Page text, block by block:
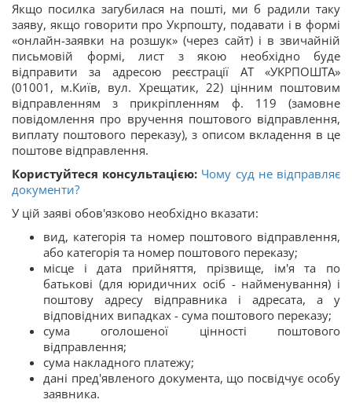
Якщо посилка загубилася на пошті, ми б радили таку
заяву, якщо говорити про Укрпошту, подавати і в формі
«онлайн-заявки на розшук» (через сайт) і в звичайній
письмовій формі, лист з якою необхідно буде
відправити за адресою реєстрації АТ «УКРПОШТА»
(01001, м.Київ, вул. Хрещатик, 22) цінним поштовим
відправленням з прикріпленням ф. 119 (замовне
повідомлення про вручення поштового відправлення,
виплату поштового переказу), з описом вкладення в це
поштове відправлення.
Користуйтеся консультацією: Чому суд не відправляє
документи?
У цій заяві обов'язково необхідно вказати:
вид, категорія та номер поштового відправлення,
або категорія та номер поштового переказу;
місце і дата прийняття, прізвище, ім'я та по
батькові (для юридичних осіб - найменування) і
поштову адресу відправника і адресата, а у
відповідних випадках - сума поштового переказу;
сума оголошеної цінності поштового
відправлення;
сума накладного платежу;
дані пред'явленого документа, що посвідчує особу
заявника.